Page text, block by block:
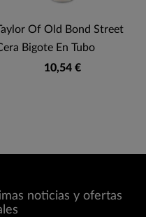
Of Old Bond Street
Bigote En Tubo
10,54 €
noticias y ofertas